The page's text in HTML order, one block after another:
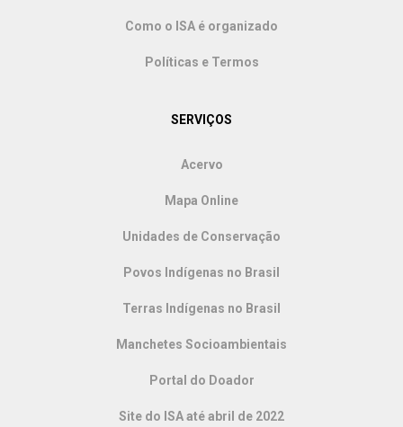
Como o ISA é organizado
Políticas e Termos
SERVIÇOS
Acervo
Mapa Online
Unidades de Conservação
Povos Indígenas no Brasil
Terras Indígenas no Brasil
Manchetes Socioambientais
Portal do Doador
Site do ISA até abril de 2022